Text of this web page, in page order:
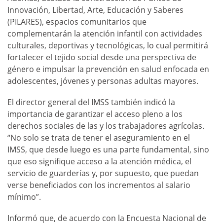
Innovación, Libertad, Arte, Educación y Saberes
(PILARES), espacios comunitarios que
complementarán la atención infantil con actividades
culturales, deportivas y tecnológicas, lo cual permitirá
fortalecer el tejido social desde una perspectiva de
género e impulsar la prevención en salud enfocada en
adolescentes, jóvenes y personas adultas mayores.
El director general del IMSS también indicó la
importancia de garantizar el acceso pleno a los
derechos sociales de las y los trabajadores agrícolas.
“No solo se trata de tener el aseguramiento en el
IMSS, que desde luego es una parte fundamental, sino
que eso signifique acceso a la atención médica, el
servicio de guarderías y, por supuesto, que puedan
verse beneficiados con los incrementos al salario
mínimo”.
Informó que, de acuerdo con la Encuesta Nacional de